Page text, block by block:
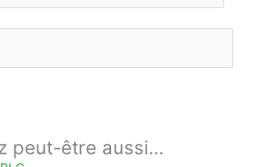
peut-être aussi…